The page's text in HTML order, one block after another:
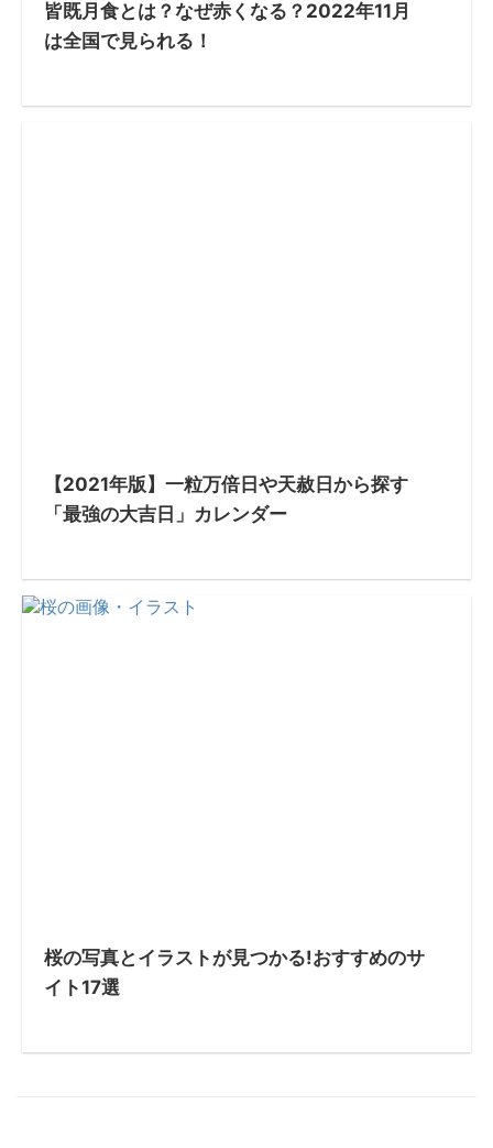
皆既月食とは？なぜ赤くなる？2022年11月
は全国で見られる！
【2021年版】一粒万倍日や天赦日から探す
「最強の大吉日」カレンダー
桜の写真とイラストが見つかる!おすすめのサ
イト17選